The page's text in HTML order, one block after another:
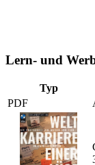
Lern- und
Typ
PDF